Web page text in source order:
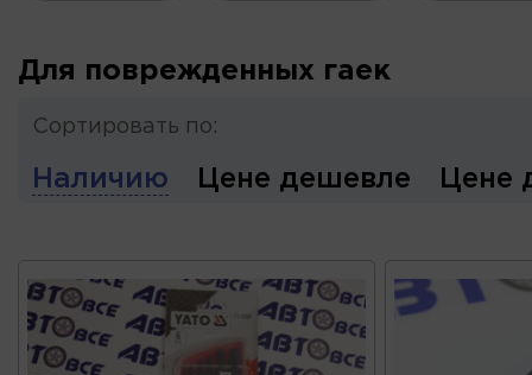
Для поврежденных гаек
Сортировать по:
Наличию Цене дешевле Цене